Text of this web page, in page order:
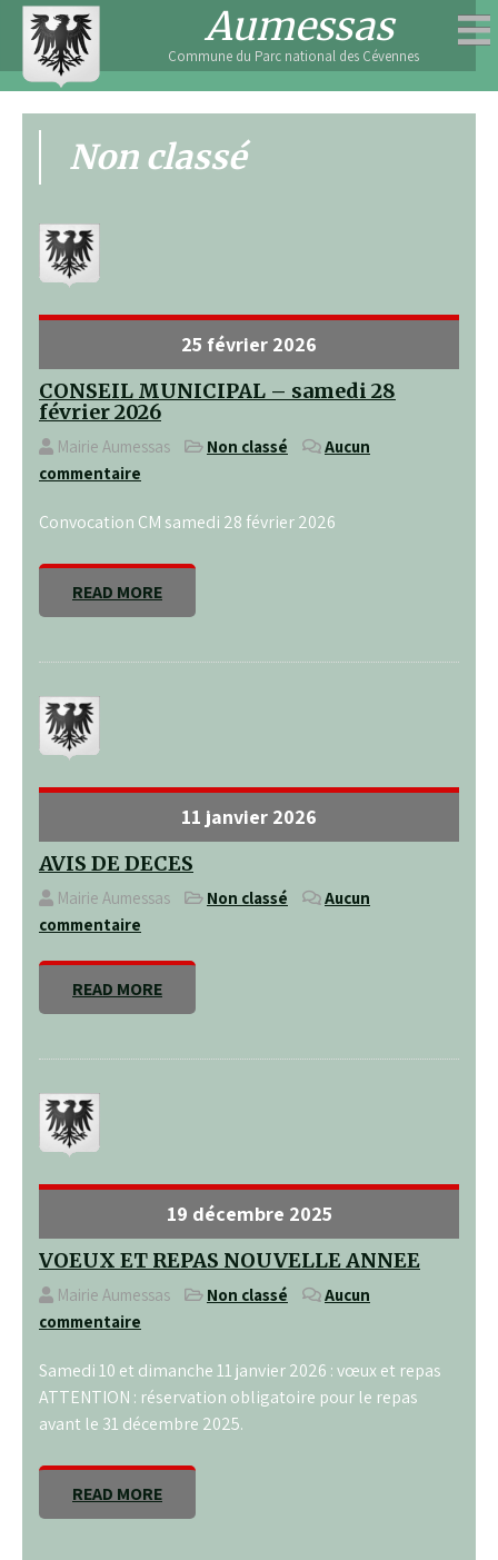
Skip
content
Aumessas
Commune du Parc national des Cévennes
Non classé
25 février 2026
CONSEIL MUNICIPAL – samedi 28
février 2026
Mairie Aumessas Non classé
Aucun
commentaire
Convocation CM samedi 28 février 2026
READ MORE
11 janvier 2026
AVIS DE DECES
Mairie Aumessas Non classé
Aucun
commentaire
READ MORE
19 décembre 2025
VOEUX ET REPAS NOUVELLE ANNEE
Mairie Aumessas Non classé
Aucun
commentaire
Samedi 10 et dimanche 11 janvier 2026 : vœux et repas
ATTENTION : réservation obligatoire pour le repas
avant le 31 décembre 2025.
READ MORE